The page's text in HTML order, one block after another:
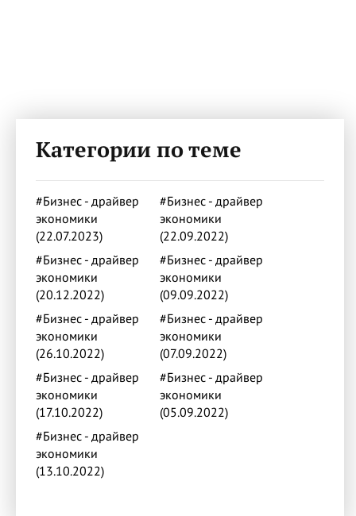
Категории по теме
#Бизнес - драйвер
экономики
(22.07.2023)
#Бизнес - драйвер
экономики
(20.12.2022)
#Бизнес - драйвер
экономики
(26.10.2022)
#Бизнес - драйвер
экономики
(17.10.2022)
#Бизнес - драйвер
экономики
(13.10.2022)
#Бизнес - драйвер
экономики
(22.09.2022)
#Бизнес - драйвер
экономики
(09.09.2022)
#Бизнес - драйвер
экономики
(07.09.2022)
#Бизнес - драйвер
экономики
(05.09.2022)